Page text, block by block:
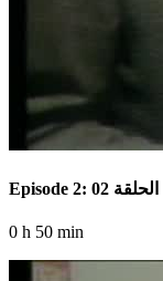
Episode 2: الحلقة 02
0 h 50 min